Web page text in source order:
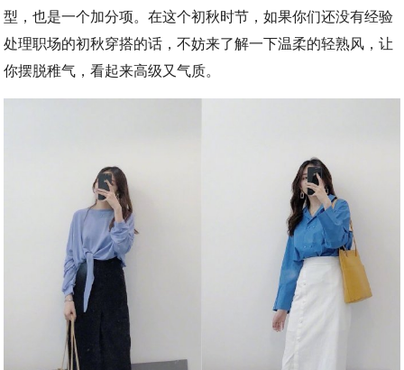
型，也是一个加分项。在这个初秋时节，如果你们还没有经验
处理职场的初秋穿搭的话，不妨来了解一下温柔的轻熟风，让
你摆脱稚气，看起来高级又气质。